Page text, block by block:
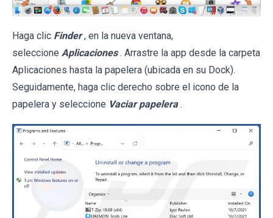
Haga clic Finder , en la nueva ventana,
seleccione Aplicaciones . Arrastre la app desde la carpeta
Aplicaciones hasta la papelera (ubicada en su Dock).
Seguidamente, haga clic derecho sobre el icono de la
papelera y seleccione Vaciar papelera .